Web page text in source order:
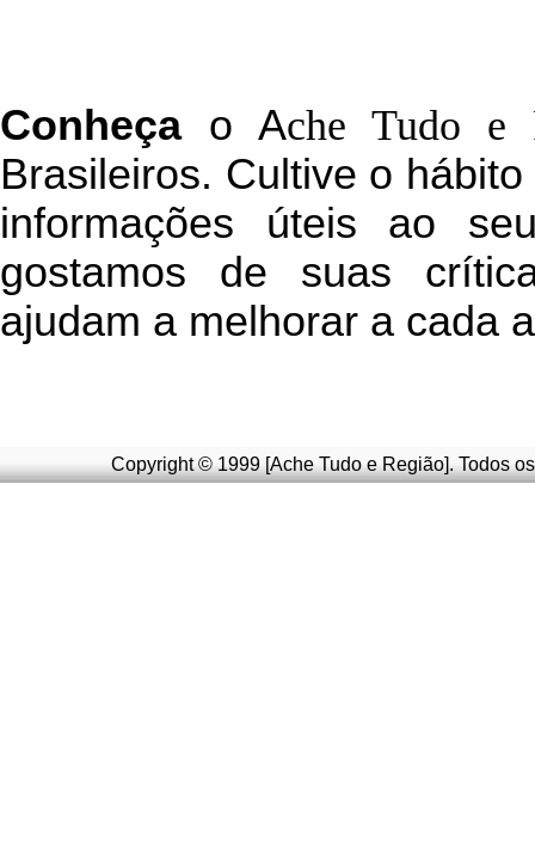
Conheçao Ache Tudo e
Brasileiros. Cultive o
informações úteis ao
gostamos de suas
ajudam a melhorar a cada
Copyright © 1999 [Ache Tudo e Região]. Todos